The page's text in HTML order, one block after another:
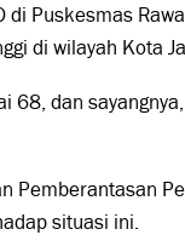
Puskesmas
di wilayah Kota
68, dan
Pemberantasan
situasi ini.